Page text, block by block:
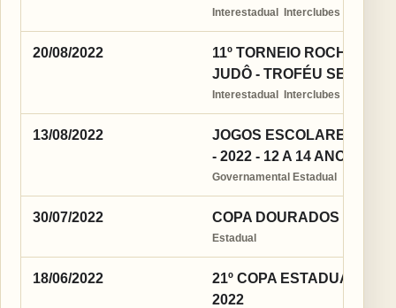
Interestadual  Interclubes
20/08/2022
11º TORNEIO ROCHA
JUDÔ - TROFÉU SENSEI
Interestadual  Interclubes
13/08/2022
JOGOS ESCOLARES DA
- 2022 - 12 A 14 ANOS
Governamental Estadual
30/07/2022 COPA DOURADOS
Estadual
18/06/2022
21º COPA ESTADUAL
2022